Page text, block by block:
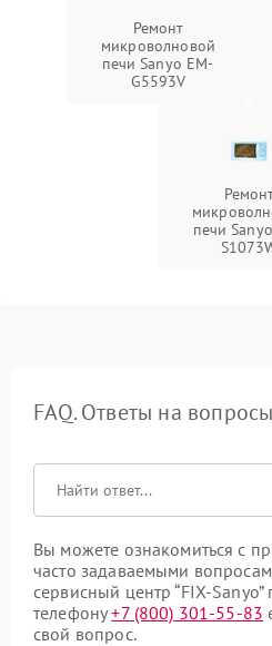
Ремонт
микроволновой
печи Sanyo EM-
G5593V
печи
FAQ. Ответы на вопросы
Вы можете ознакомиться с
часто задаваемыми
сервисный центр “FIX-
телефону+7 (800) 301-55-83
свой вопрос.